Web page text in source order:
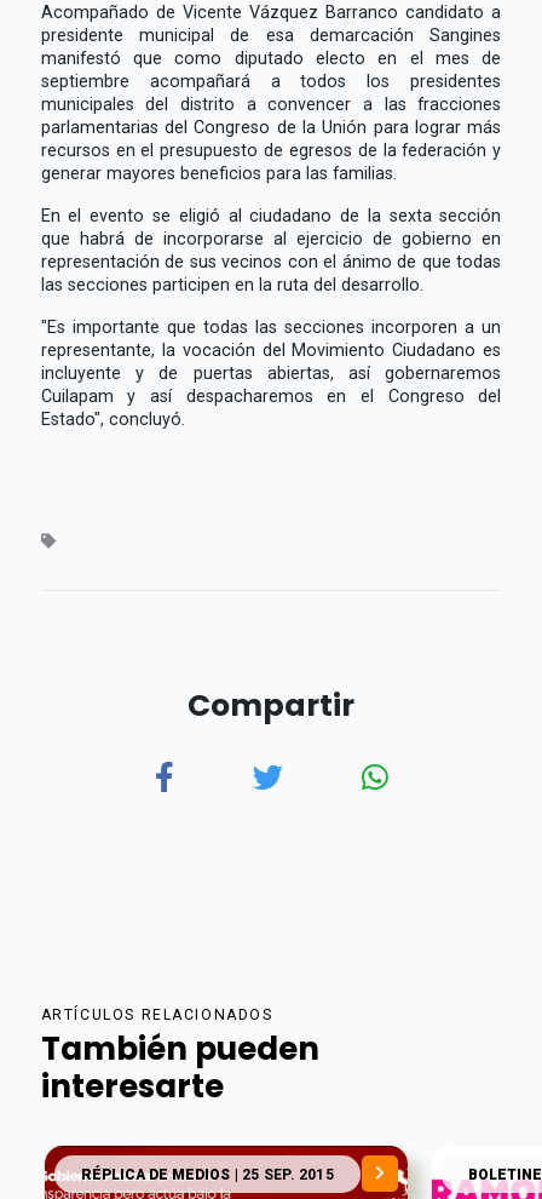
Acompañado de Vicente Vázquez Barranco candidato a
presidente municipal de esa demarcación Sangines
manifestó que como diputado electo en el mes de
septiembre acompañará a todos los presidentes
municipales del distrito a convencer a las fracciones
parlamentarias del Congreso de la Unión para lograr más
recursos en el presupuesto de egresos de la federación y
generar mayores beneficios para las familias.
En el evento se eligió al ciudadano de la sexta sección
que habrá de incorporarse al ejercicio de gobierno en
representación de sus vecinos con el ánimo de que todas
las secciones participen en la ruta del desarrollo.
"Es importante que todas las secciones incorporen a un
representante, la vocación del Movimiento Ciudadano es
incluyente y de puertas abiertas, así gobernaremos
Cuilapam y así despacharemos en el Congreso del
Estado", concluyó.
Compartir
ARTÍCULOS RELACIONADOS
También pueden
interesarte
RÉPLICA DE MEDIOS | 25 SEP. 2015